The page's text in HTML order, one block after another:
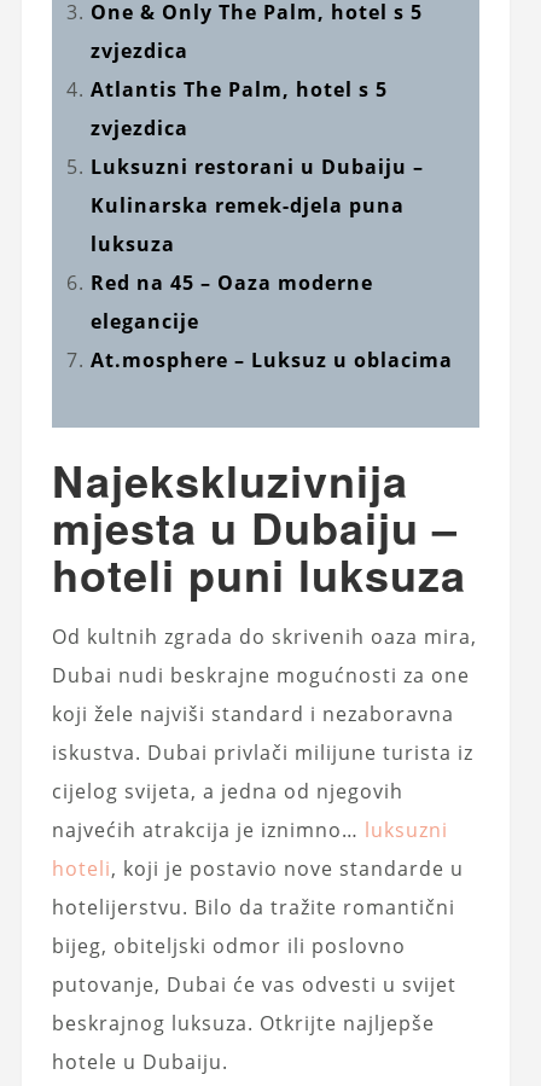
One & Only The Palm, hotel s 5
zvjezdica
Atlantis The Palm, hotel s 5
zvjezdica
Luksuzni restorani u Dubaiju –
Kulinarska remek-djela puna
luksuza
Red na 45 – Oaza moderne
elegancije
At.mosphere – Luksuz u oblacima
Najekskluzivnija
mjesta u Dubaiju –
hoteli puni luksuza
Od kultnih zgrada do skrivenih oaza mira,
Dubai nudi beskrajne mogućnosti za one
koji žele najviši standard i nezaboravna
iskustva. Dubai privlači milijune turista iz
cijelog svijeta, a jedna od njegovih
najvećih atrakcija je iznimno… luksuzni
hoteli, koji je postavio nove standarde u
hotelijerstvu. Bilo da tražite romantični
bijeg, obiteljski odmor ili poslovno
putovanje, Dubai će vas odvesti u svijet
beskrajnog luksuza. Otkrijte najljepše
hotele u Dubaiju.